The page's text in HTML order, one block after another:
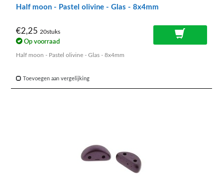
Half moon - Pastel olivine - Glas - 8x4mm
€2,25 20stuks
Op voorraad
Half moon - Pastel olivine - Glas - 8x4mm
Toevoegen aan vergelijking